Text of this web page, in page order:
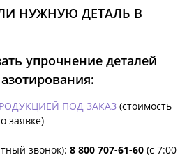
НУЖНУЮ ДЕТАЛЬ В
упрочнение деталей
ПОД ЗАКАЗ (стоимость
заявке)
звонок): 8 800 707-61-60 (с 7:00